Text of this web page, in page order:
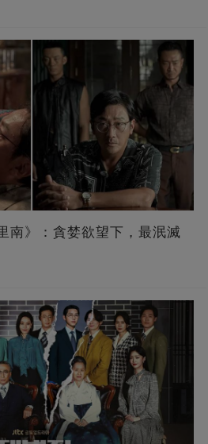
南》：貪婪欲望下，最泯滅